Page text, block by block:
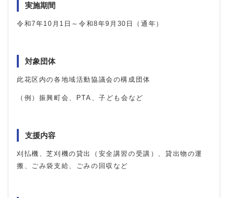
実施期間
令和7年10月1日～令和8年9月30日（通年）
対象団体
此花区内の各地域活動協議会の構成団体
（例）振興町会、PTA、子ども会など
支援内容
刈払機、芝刈機の貸出（安全講習の受講）、貸出物の運
搬、ごみ袋支給、ごみの回収など